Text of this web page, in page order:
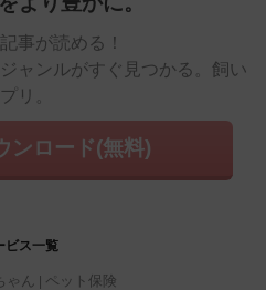
事が読める！
ャンルがすぐ見つかる。飼い
リ。
ンロード(無料)
ビス一覧
ん ペット保険